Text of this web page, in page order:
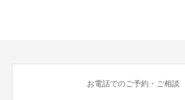
お電話でのご予約・ご相談